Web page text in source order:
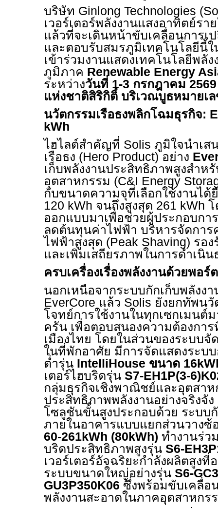
บริษัท Ginlong Technologies
เวอร์เตอร์พลังงานแสงอาทิตย์ร
แล้วที่จะเดินหน้าขับเคลื่อนการเ
และตอบรับสมรภูมิเทคโนโลยีนี้ใ
เข้าร่วมงานแสดงเทคโนโลยีพลั
ภูมิภาค Renewable Energy
ระหว่างวันที่ 1-3 กรกฎาคม
แห่งชาติสิริกิติ์ บริเวณบูธหมายเ
นวัตกรรมเรือธงพลิกโฉมธุรกิจ:
kWh
ไฮไลต์สำคัญที่ Solis ภูมิใจนำเ
เรือธง (Hero Product)อย่าง
เก็บพลังงานประสิทธิภาพสูงสำห
อุตสาหกรรม (C&I Energy
กับขนาดความจุที่เลือกใช้งานไ
120 kWh จนถึงสูงสุด 261 kWh โ
ออกแบบมาเพื่อช่วยผู้ประกอบกา
ลดต้นทุนค่าไฟฟ้า บริหารจัดการ
ไฟฟ้าสูงสุด (Peak Shaving) รอ
และเพิ่มเสถียรภาพในการดำเนิ
ครบเครื่องเรื่องพลังงานด้วยพอ
นอกเหนือจากระบบกักเก็บพลังงา
EverCore แล้ว Solis ยังยกทัพน
โจทย์การใช้งานในทุกเซกเมนต์
ครัน เพื่อตอบสนองความต้องกา
เมืองไทย โดยในส่วนของระบบจั
ในที่พักอาศัย มีการจัดแสดงระบ
ต่ำรุ่น IntelliHouse ขนาด
เตอร์ไฮบริดรุ่น S7-EH1P(3-
กลุ่มธุรกิจเชิงพาณิชย์และอุตสาห
ประสิทธิภาพพลังงานอย่างจริงจัง
โซลูชันขั้นสูงประกอบด้วย ระบบ
ภายในอาคารแบบแยกส่วนวางซ้
60-261kWh (80kWh) ทำงานร่ว
บริดประสิทธิภาพสูงรุ่น S6-
เวอร์เตอร์อัจฉริยะกำลังผลิตสูง
ระบบขนาดใหญ่อย่างรุ่น S6-
GU3P350K06 ซึ่งพร้อมขับเคลื่อ
พลังงานสะอาดในภาคอุตสาหกร